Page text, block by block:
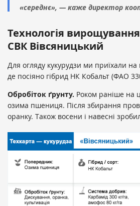
«середнє», — каже директор
Технологія
СВК Вівсяницький
Для огляду кукурудзи ми приїхали
де посіяно гібрид НК Кобальт (ФАО
Обробіток ґрунту. Роком раніше на
озима пшениця. Після збирання
оранку. Також восени і навесні